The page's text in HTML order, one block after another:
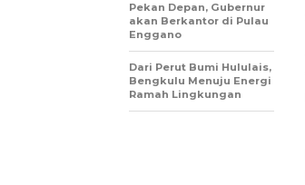
Pekan Depan, Gubernur
akan Berkantor di Pulau
Enggano
Dari Perut Bumi Hululais,
Bengkulu Menuju Energi
Ramah Lingkungan